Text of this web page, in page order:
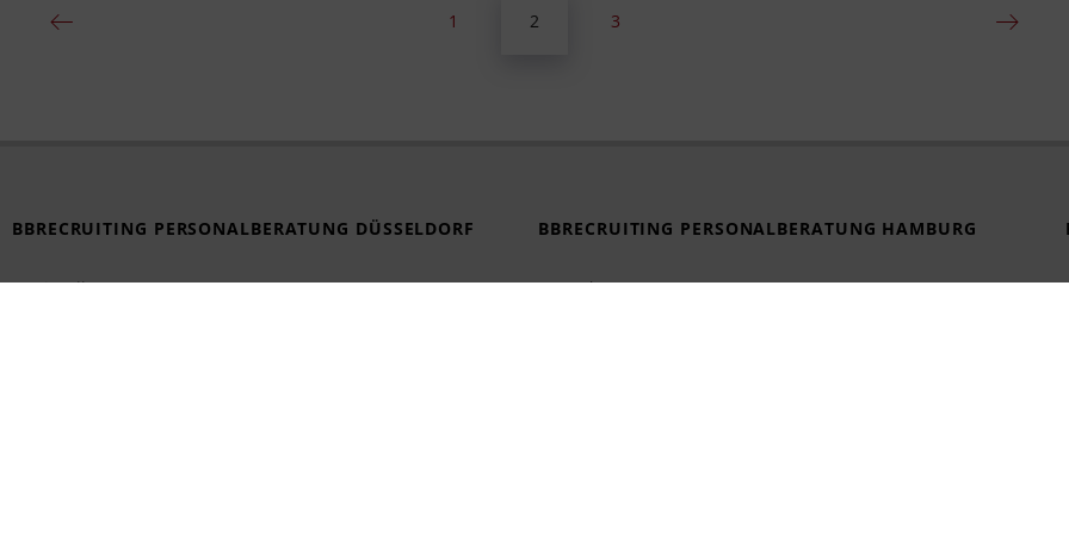
1 2 3
BBRECRUITING PERSONALBERATUNG DÜSSELDORF
Königsallee 27
BBRECRUITING PERSONALBERATUNG HAMBURG
Strandweg 56